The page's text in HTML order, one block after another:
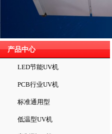
产品中心
LED节能UV机
PCB行业UV机
标准通用型
低温型UV机